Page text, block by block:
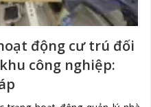
động cư trú đối
công nghiệp: